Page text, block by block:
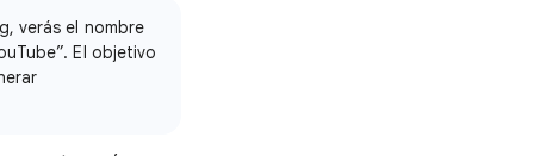
verás el nombre
El objetivo